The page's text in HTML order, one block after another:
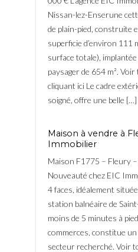
Nissan-lez-Enserune
de plain-pied, construite
superficie d’environ 111
surface totale),
paysager de 654 m².
cliquant ici Le cadre
soigné, offre une belle […]
Maison à vendre à
Immobilier
Maison F1775 – Fleury
Nouveauté chez EIC
4 faces, idéalement
station balnéaire de
moins de 5 minutes à
commerces, constitue
secteur recherché. Voir